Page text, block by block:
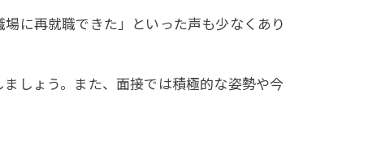
に再就職できた」といった声も少なくあり
しょう。また、面接では積極的な姿勢や今